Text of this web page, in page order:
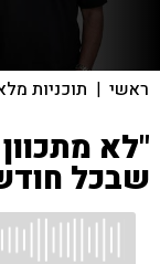
ראשי | תוכניות
"לא
שבכל